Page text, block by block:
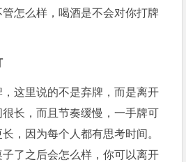
怎么样，喝酒是不会对你打牌
这里说的不是弃牌，而是离开
长，而且节奏缓慢，一手牌可
，因为每个人都有思考时间。
了之后会怎么样，你可以离开